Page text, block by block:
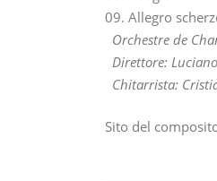
09. Allegro
Orchestre de
Direttore:
Chitarrista:
Sito del